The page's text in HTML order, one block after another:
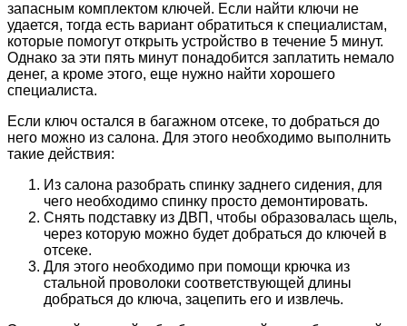
запасным комплектом ключей. Если найти ключи не
удается, тогда есть вариант обратиться к специалистам,
которые помогут открыть устройство в течение 5 минут.
Однако за эти пять минут понадобится заплатить немало
денег, а кроме этого, еще нужно найти хорошего
специалиста.
Если ключ остался в багажном отсеке, то добраться до
него можно из салона. Для этого необходимо выполнить
такие действия:
Из салона разобрать спинку заднего сидения, для
чего необходимо спинку просто демонтировать.
Снять подставку из ДВП, чтобы образовалась щель,
через которую можно будет добраться до ключей в
отсеке.
Для этого необходимо при помощи крючка из
стальной проволоки соответствующей длины
добраться до ключа, зацепить его и извлечь.